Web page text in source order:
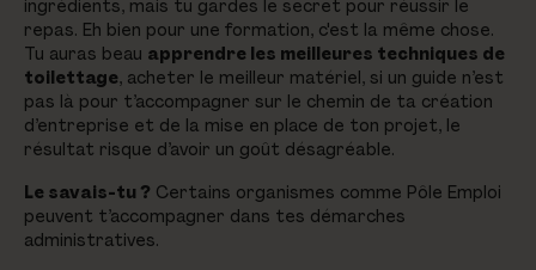
ingrédients, mais tu gardes le secret pour réussir le
repas. Eh bien pour une formation, c'est la même chose.
Tu auras beau apprendre les meilleures techniques de
toilettage, acheter le meilleur matériel, si un guide n’est
pas là pour t’accompagner sur le chemin de ta création
d’entreprise et de la mise en place de ton projet, le
résultat risque d’avoir un goût désagréable.
Le savais-tu ? Certains organismes comme Pôle Emploi
peuvent t’accompagner dans tes démarches
administratives.